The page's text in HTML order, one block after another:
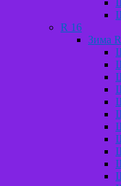
R 16
Зима